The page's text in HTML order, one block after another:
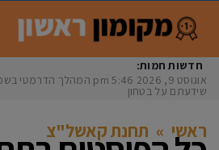
חדשות חמות:
אוגוסט 9, 2026
5:46 pm המהלך הדרמטי
שידעתם על בטחון
ראשי » תחנת קאשל"צ